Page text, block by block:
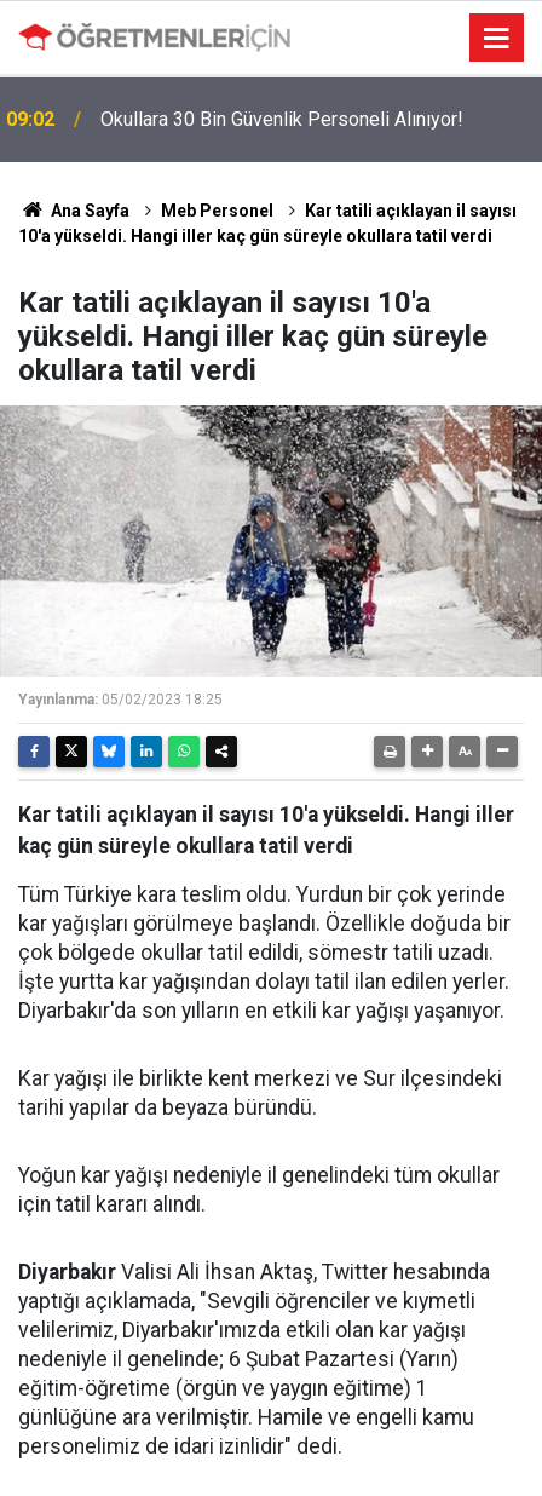
19:01
Öncelik Hangi Alanın Oldu?
Ana Sayfa Meb Personel
Kar tatili açıklayan il sayısı
10'a yükseldi. Hangi iller kaç gün süreyle okullara tatil verdi
Kar tatili açıklayan il sayısı 10'a
yükseldi. Hangi iller kaç gün süreyle
okullara tatil verdi
Yayınlanma: 05/02/2023 18:25
Kar tatili açıklayan il sayısı 10'a yükseldi. Hangi iller
kaç gün süreyle okullara tatil verdi
Tüm Türkiye kara teslim oldu. Yurdun bir çok yerinde
kar yağışları görülmeye başlandı. Özellikle doğuda bir
çok bölgede okullar tatil edildi, sömestr tatili uzadı.
İşte yurtta kar yağışından dolayı tatil ilan edilen yerler.
Diyarbakır'da son yılların en etkili kar yağışı yaşanıyor.
Kar yağışı ile birlikte kent merkezi ve Sur ilçesindeki
tarihi yapılar da beyaza büründü.
Yoğun kar yağışı nedeniyle il genelindeki tüm okullar
için tatil kararı alındı.
Diyarbakır Valisi Ali İhsan Aktaş, Twitter hesabında
yaptığı açıklamada, "Sevgili öğrenciler ve kıymetli
velilerimiz, Diyarbakır'ımızda etkili olan kar yağışı
nedeniyle il genelinde; 6 Şubat Pazartesi (Yarın)
eğitim-öğretime (örgün ve yaygın eğitime) 1
günlüğüne ara verilmiştir. Hamile ve engelli kamu
personelimiz de idari izinlidir" dedi.